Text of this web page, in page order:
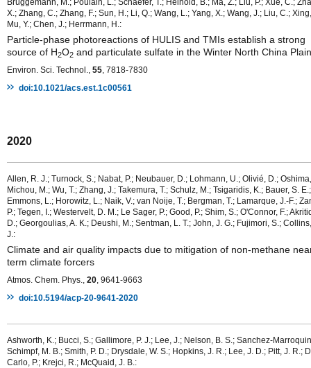
X.; Zhang, C.; Zhang, F.; Sun, H.; Li, Q.; Wang, L.; Yang, X.; Wang, J.; Liu, C.;
Mu, Y.; Chen, J.; Herrmann, H.:
Particle-phase photoreactions of HULIS and TMIs establish a strong
source of H2O2 and particulate sulfate in the Winter North China Plain
Environ. Sci. Technol., 55 , 7818-7830
doi:10.1021/acs.est.1c00561
2020
Allen, R. J.; Turnock, S.; Nabat, P.; Neubauer, D.; Lohmann, U.; Olivié, D.;
Michou, M.; Wu, T.; Zhang, J.; Takemura, T.; Schulz, M.; Tsigaridis, K.; Bauer, S. E.;
Emmons, L.; Horowitz, L.; Naik, V.; van Noije, T.; Bergman, T.; Lamarque, J.-F.;
P.; Tegen, I.; Westervelt, D. M.; Le Sager, P.; Good, P.; Shim, S.; O'Connor, F.;
D.; Georgoulias, A. K.; Deushi, M.; Sentman, L. T.; John, J. G.; Fujimori, S.;
J.:
Climate and air quality impacts due to mitigation of non-methane
term climate forcers
Atmos. Chem. Phys., 20 , 9641-9663
doi:10.5194/acp-20-9641-2020
Ashworth, K.; Bucci, S.; Gallimore, P. J.; Lee, J.; Nelson, B. S.; Sanchez-
Schimpf, M. B.; Smith, P. D.; Drysdale, W. S.; Hopkins, J. R.; Lee, J. D.; Pitt, J. R.;
Carlo, P.; Krejci, R.; McQuaid, J. B.: